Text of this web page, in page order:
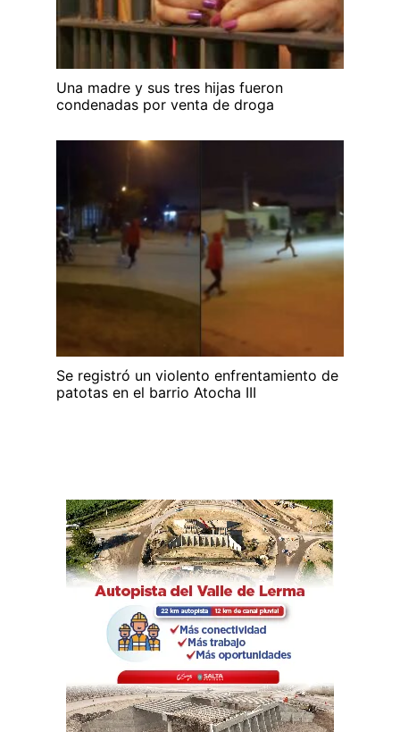
Una madre y sus tres hijas fueron
condenadas por venta de droga
Se registró un violento enfrentamiento de
patotas en el barrio Atocha III